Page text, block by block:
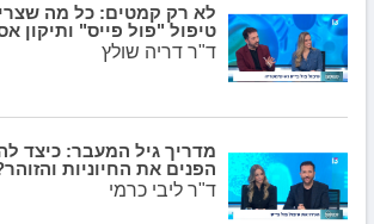
לא רק קמטים: כל מה
טיפול "פול פייס" ותיקון
ד"ר דריה שולץ
מדריך גיל המעבר: כיצד
הפנים את החיוניות
ד"ר ליבי כרמי